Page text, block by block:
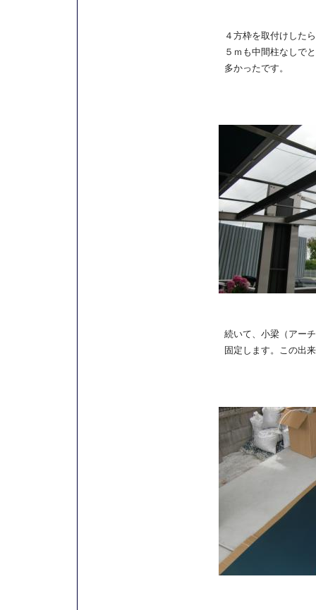
４方枠を取付けした
５ｍも中間柱なしで
多かったです。
続いて、小梁（アー
固定します。この出